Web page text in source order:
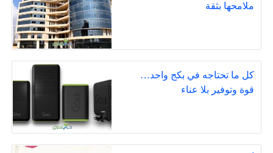
ملامحها بثقة
كل ما تحتاجه في بكج واحد…
قوة وتوفير بلا عناء